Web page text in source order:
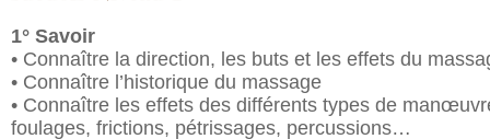
1° Savoir
• Connaître la direction, les buts et les effets du
• Connaître l’historique du massage
• Connaître les effets des différents types de
foulages, frictions, pétrissages, percussions…